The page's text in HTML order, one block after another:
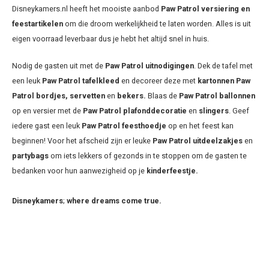
Disneykamers.nl heeft het mooiste aanbod Paw Patrol versiering en
feestartikelenom die droom werkelijkheid te laten worden. Alles is uit
eigen voorraad leverbaar dus je hebt het altijd snel in huis.
Nodig de gasten uit met de Paw Patrol uitnodigingen. Dek de tafel met
een leuk Paw Patrol tafelkleed en decoreer deze met kartonnen Paw
Patrol bordjes, servettenen bekers. Blaas de Paw Patrol ballonnen
op en versier met de Paw Patrol plafonddecoratie en slingers. Geef
iedere gast een leuk Paw Patrol feesthoedje op en het feest kan
beginnen! Voor het afscheid zijn er leuke Paw Patrol uitdeelzakjesen
partybagsom iets lekkers of gezonds in te stoppen om de gasten te
bedanken voor hun aanwezigheid op je kinderfeestje.
Disneykamers; where dreams come true.